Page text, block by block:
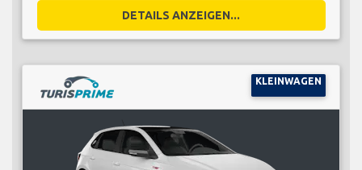
DETAILS ANZEIGEN...
KLEINWAGEN